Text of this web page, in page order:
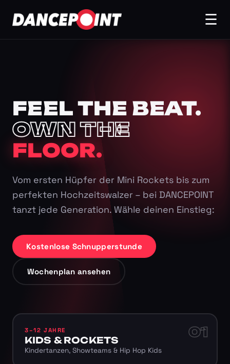
☰
FEEL THE BEAT.
OWN THE
FLOOR.
Vom ersten Hüpfer der Mini Rockets bis zum
perfekten Hochzeitswalzer – bei DANCEPOINT
tanzt jede Generation. Wähle deinen Einstieg:
Kostenlose Schnupperstunde
Wochenplan ansehen
01
3–12 JAHRE
KIDS & ROCKETS
Kindertanzen, Showteams & Hip Hop Kids